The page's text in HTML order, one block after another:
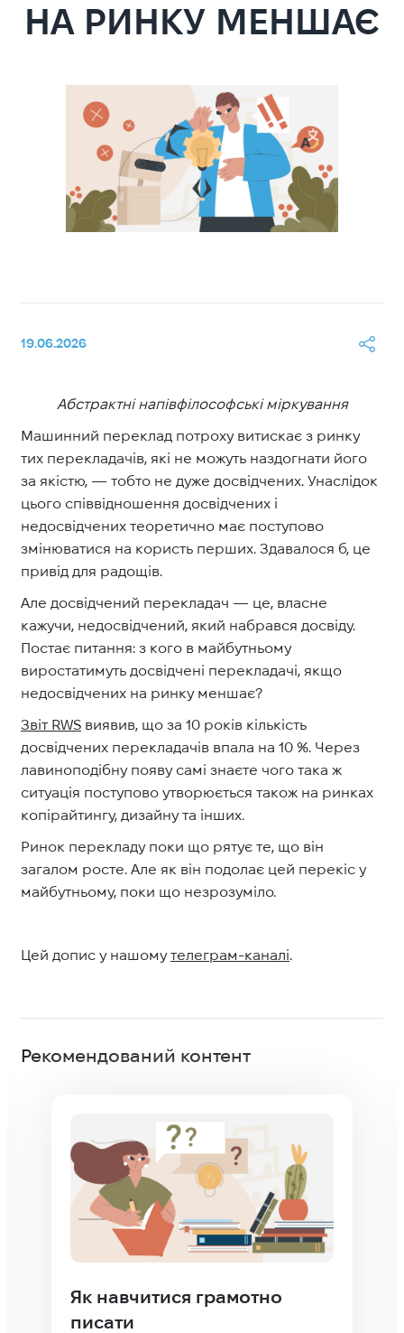
НА РИНКУ МЕНШАЄ
19.06.2026
Абстрактні напівфілософські міркування
Машинний переклад потроху витискає з ринку
тих перекладачів, які не можуть наздогнати його
за якістю, — тобто не дуже досвідчених. Унаслідок
цього співвідношення досвідчених і
недосвідчених теоретично має поступово
змінюватися на користь перших. Здавалося б, це
привід для радощів.
Але досвідчений перекладач — це, власне
кажучи, недосвідчений, який набрався досвіду.
Постає питання: з кого в майбутньому
виростатимуть досвідчені перекладачі, якщо
недосвідчених на ринку меншає?
Звіт RWS виявив, що за 10 років кількість
досвідчених перекладачів впала на 10 %. Через
лавиноподібну появу самі знаєте чого така ж
ситуація поступово утворюється також на ринках
копірайтингу, дизайну та інших.
Ринок перекладу поки що рятує те, що він
загалом росте. Але як він подолає цей перекіс у
майбутньому, поки що незрозуміло.
Цей допис у нашомутелеграм-каналі.
Рекомендований контент
Як навчитися грамотно
писати